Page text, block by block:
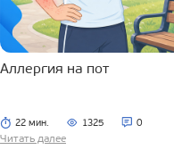
Аллергия на пот
22 мин. 1325 0
Читать далее